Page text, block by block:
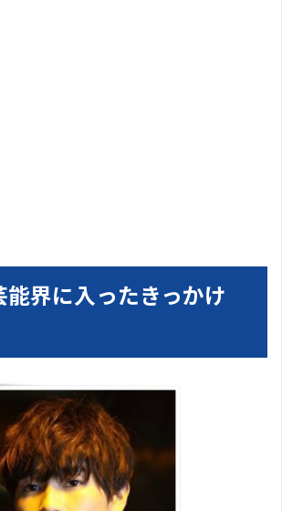
界に入ったきっかけ